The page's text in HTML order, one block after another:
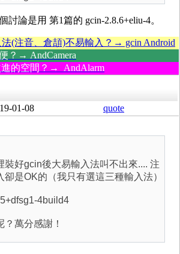
討論是用 第1篇的 gcin-2.8.6+eliu-4。
(注音、倉頡)不易輸入？→ gcin Android
？→ AndCamera
進的空間？→ AndAlarm
01-08 quote
裝好gcin後大易輸入法叫不出來.... 注
是OK的（我只有選這三種輸入法）
4build4
萬分感謝！